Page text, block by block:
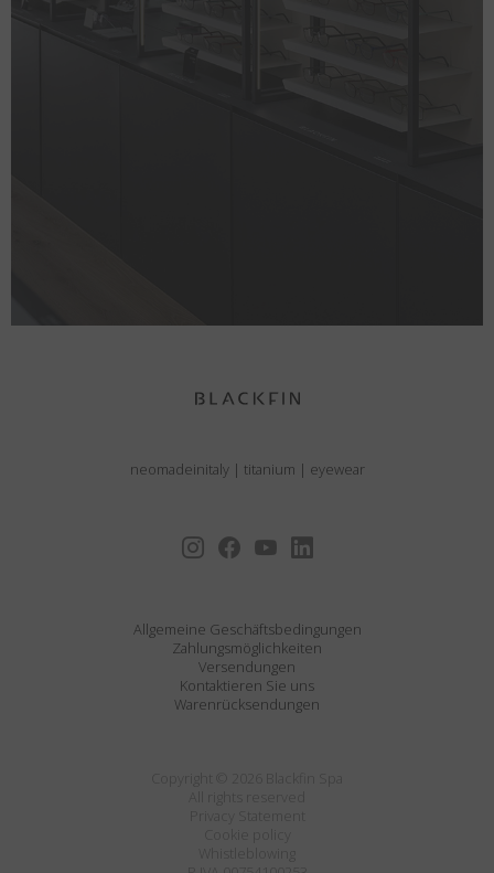
neomadeinitaly | titanium | eyewear
Allgemeine Geschäftsbedingungen
Zahlungsmöglichkeiten
Versendungen
Kontaktieren Sie uns
Warenrücksendungen
Privacy Statement